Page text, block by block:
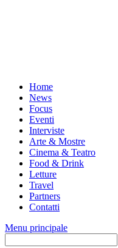
Home
News
Focus
Eventi
Interviste
Arte & Mostre
Cinema & Teatro
Food & Drink
Letture
Travel
Partners
Contatti
Menu principale